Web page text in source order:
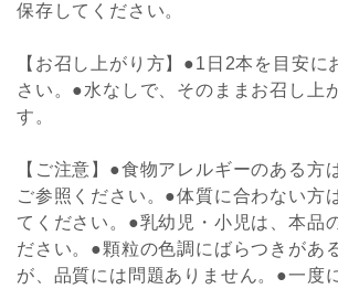
保存してください。
【お召し上がり方】●1日2本を目安に
さい。●水なしで、そのままお召し上
す。
【ご注意】●食物アレルギーのある方
ご参照ください。●体質に合わない方
てください。●乳幼児・小児は、本品
ださい。●顆粒の色調にばらつきがあ
が、品質には問題ありません。●一度